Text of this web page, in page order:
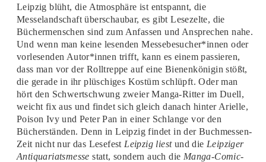
Leipzig blüht, die Atmosphäre ist entspannt, die
Messelandschaft überschaubar, es gibt Lesezelte, die
Büchermenschen sind zum Anfassen und Ansprechen nahe.
Und wenn man keine lesenden Messebesucher*innen oder
vorlesenden Autor*innen trifft, kann es einem passieren,
dass man vor der Rolltreppe auf eine Bienenkönigin stößt,
die gerade in ihr plüschiges Kostüm schlüpft. Oder man
hört den Schwertschwung zweier Manga-Ritter im Duell,
weicht fix aus und findet sich gleich danach hinter Arielle,
Poison Ivy und Peter Pan in einer Schlange vor den
Bücherständen. Denn in Leipzig findet in der Buchmessen-
Zeit nicht nur das Lesefest Leipzig liestund die Leipziger
Antiquariatsmesse statt, sondern auch die Manga-Comic-